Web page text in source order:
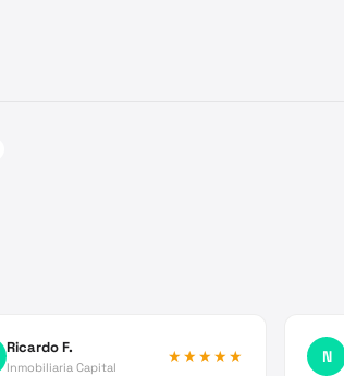
Ricardo F.
Inmobiliaria Capital
★★★★★ N